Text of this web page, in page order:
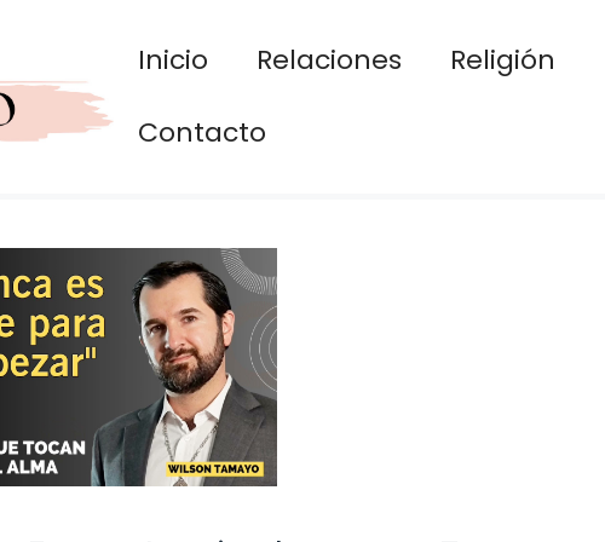
Inicio Relaciones Religión
Contacto